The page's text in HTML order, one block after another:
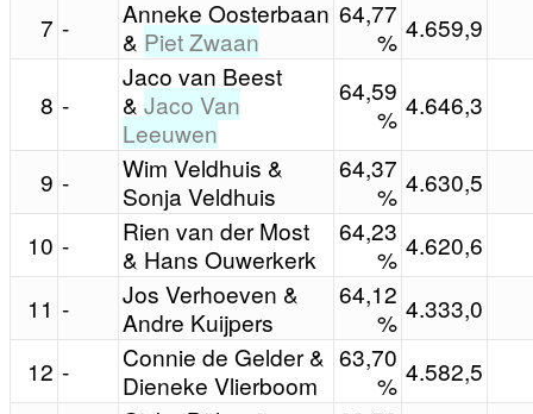
7 -
Anneke Oosterbaan
& Piet Zwaan
64,77
% 4.659,9
8 -
Jaco van Beest
& Jaco Van
Leeuwen
64,59
% 4.646,3
9 -
Wim Veldhuis &
Sonja Veldhuis
64,37
% 4.630,5
10 -
Rien van der Most
& Hans Ouwerkerk
64,23
% 4.620,6
11 -
Jos Verhoeven &
Andre Kuijpers
64,12
% 4.333,0
12 -
Connie de Gelder &
Dieneke Vlierboom
63,70
% 4.582,5